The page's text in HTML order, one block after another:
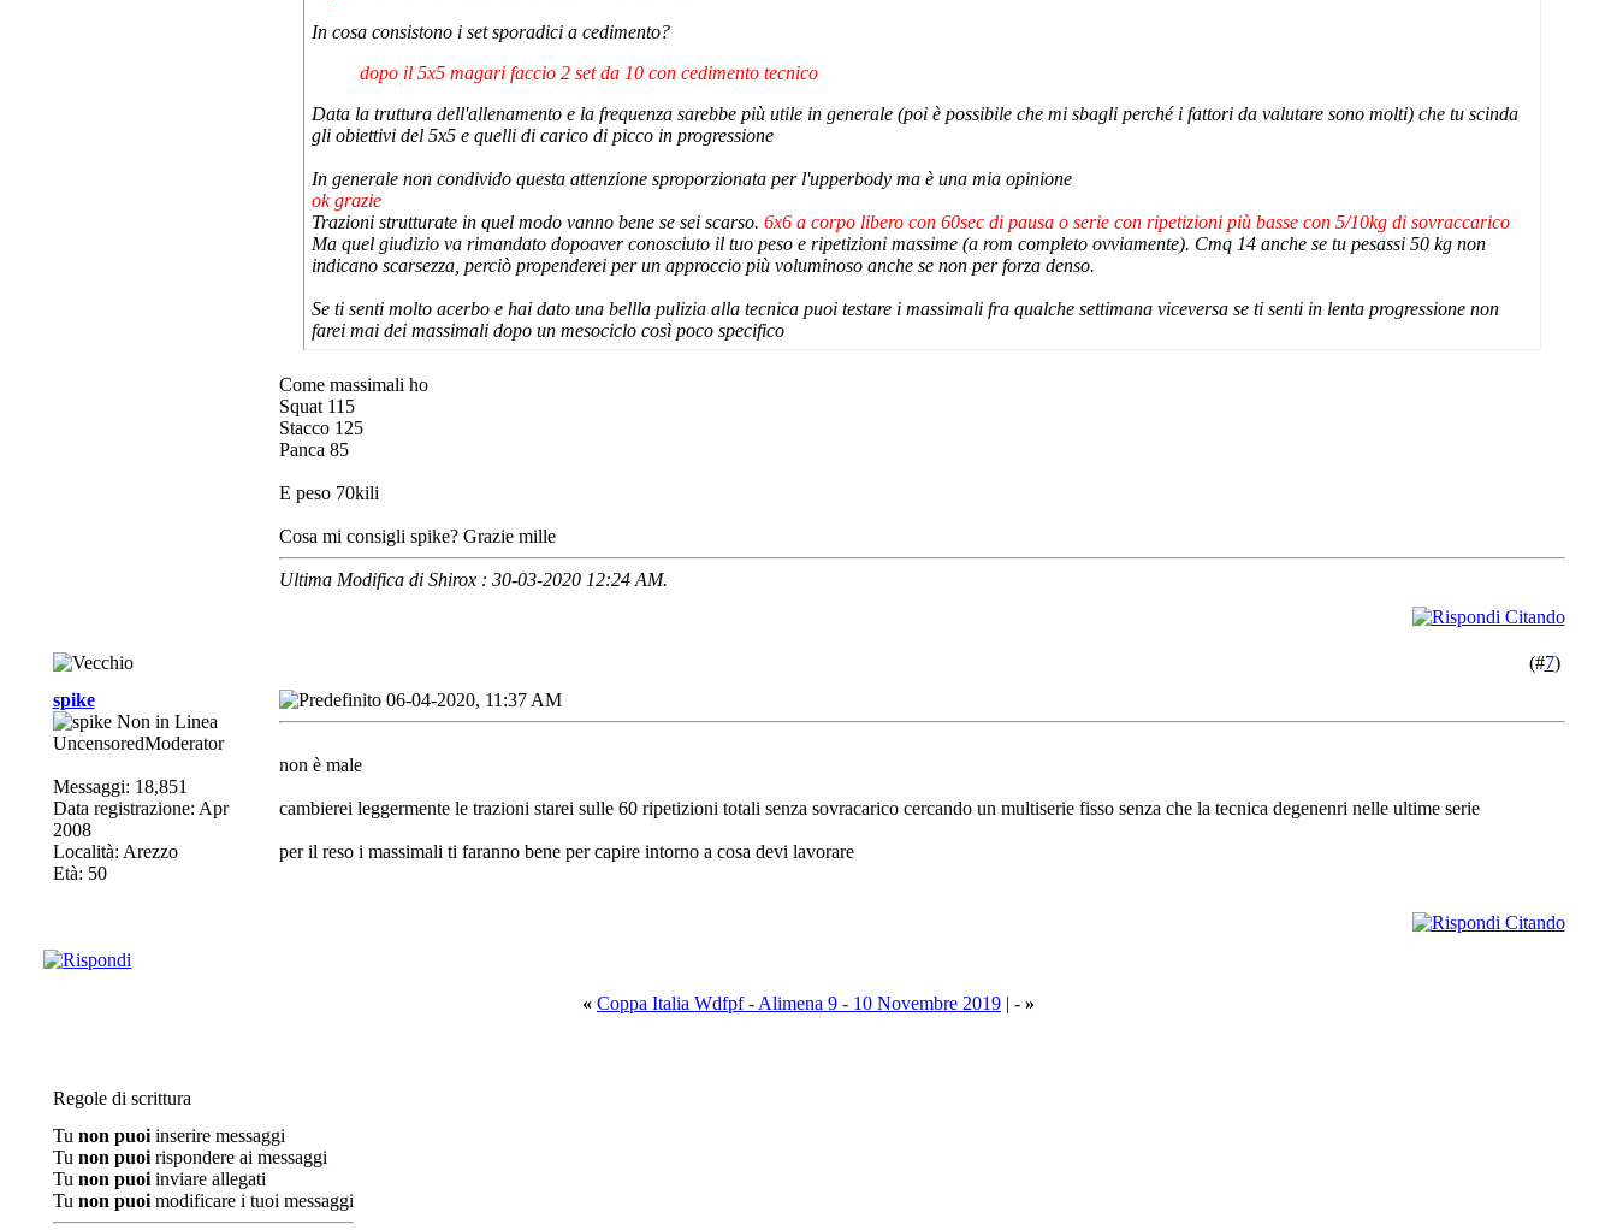
In cosa consistono i set sporadici a cedimento?
dopo il 5x5 magari faccio 2 set da 10 con cedimento tecnico
Data la truttura dell'allenamento e la frequenza sarebbe più utile in generale (poi è possibile che mi sbagli perché i fattori da valutare sono molti) che tu scinda
gli obiettivi del 5x5 e quelli di carico di picco in progressione
In generale non condivido questa attenzione sproporzionata per l'upperbody ma è una mia opinione
ok grazie
Trazioni strutturate in quel modo vanno bene se sei scarso. 6x6 a corpo libero con 60sec di pausa o serie con ripetizioni più basse con 5/10kg di sovraccarico
Ma quel giudizio va rimandato dopoaver conosciuto il tuo peso e ripetizioni massime (a rom completo ovviamente). Cmq 14 anche se tu pesassi 50 kg non
indicano scarsezza, perciò propenderei per un approccio più voluminoso anche se non per forza denso.
Se ti senti molto acerbo e hai dato una bellla pulizia alla tecnica puoi testare i massimali fra qualche settimana viceversa se ti senti in lenta progressione non
farei mai dei massimali dopo un mesociclo così poco specifico
Come massimali ho
Squat 115
Stacco 125
Panca 85
E peso 70kili
Cosa mi consigli spike? Grazie mille
Ultima Modifica di Shirox : 30-03-2020 12:24 AM.
(#7)
spike
UncensoredModerator
Messaggi: 18,851
Data registrazione: Apr
2008
Località: Arezzo
Età: 50
06-04-2020, 11:37 AM
non è male
cambierei leggermente le trazioni starei sulle 60 ripetizioni totali senza sovracarico cercando un multiserie fisso senza che la tecnica degenenri nelle ultime serie
per il reso i massimali ti faranno bene per capire intorno a cosa devi lavorare
« Coppa Italia Wdfpf - Alimena 9 - 10 Novembre 2019 | - »
Regole di scrittura
Tu non puoiinserire messaggi
Tu non puoirispondere ai messaggi
Tu non puoiinviare allegati
Tu non puoimodificare i tuoi messaggi